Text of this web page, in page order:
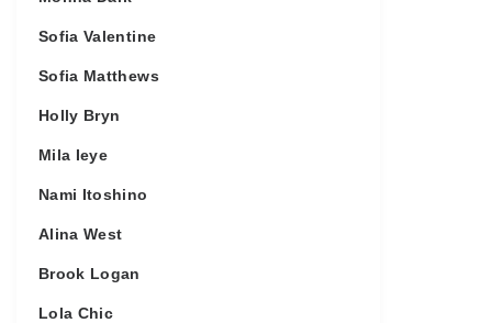
Sofia Valentine
Sofia Matthews
Holly Bryn
Mila Ieye
Nami Itoshino
Alina West
Brook Logan
Lola Chic